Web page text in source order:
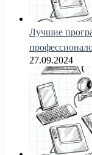
Лучшие
27.09.2024